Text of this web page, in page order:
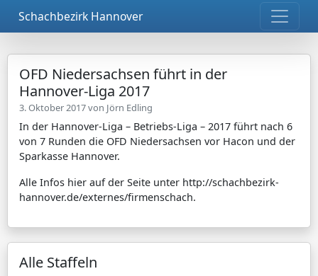
Schachbezirk Hannover
OFD Niedersachsen führt in der
Hannover-Liga 2017
3. Oktober 2017 von Jörn Edling
In der Hannover-Liga – Betriebs-Liga – 2017 führt nach 6
von 7 Runden die OFD Niedersachsen vor Hacon und der
Sparkasse Hannover.
Alle Infos hier auf der Seite unter http://schachbezirk-
hannover.de/externes/firmenschach.
Alle Staffeln